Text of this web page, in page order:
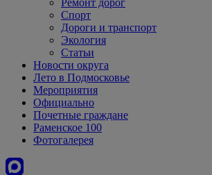
Ремонт дорог
Спорт
Дороги и транспорт
Экология
Статьи
Новости округа
Лето в Подмосковье
Мероприятия
Официально
Почетные граждане
Раменское 100
Фотогалерея